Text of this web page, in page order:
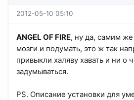
2012-05-10 05:10
ANGEL OF FIRE, ну да, самим
мозги и подумать, это ж так
привыкли халяву хавать и ни о
задумываться.
PS. Описание установки для